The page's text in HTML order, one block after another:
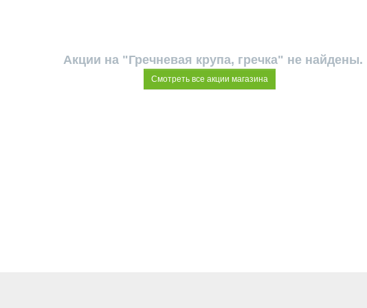
Акции на "Гречневая крупа, гречка" не найдены.
Смотреть все акции магазина